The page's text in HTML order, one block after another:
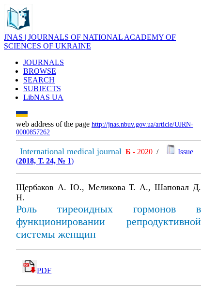
JNAS | JOURNALS OF NATIONAL ACADEMY OF
SCIENCES OF UKRAINE
JOURNALS
BROWSE
SEARCH
SUBJECTS
LibNAS UA
web address of the page http://jnas.nbuv.gov.ua/article/UJRN-
0000857262
International medical journal Б - 2020 /
Issue
(2018, Т. 24, № 1)
Щербаков А. Ю., Меликова Т. А., Шаповал Д.
Н.
Роль тиреоидных гормонов в
функционировании репродуктивной
системы женщин
PDF